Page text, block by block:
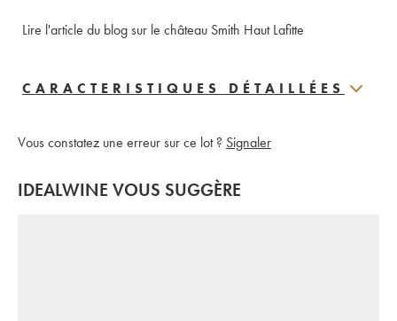
Lire l'article du blog sur le château Smith Haut Lafitte
CARACTERISTIQUES DÉTAILLÉES
Vous constatez une erreur sur ce lot ? Signaler
IDEALWINE VOUS SUGGÈRE